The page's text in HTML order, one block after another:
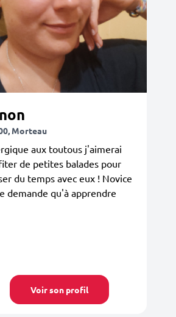
Morteau
aux toutous j'aimerai
de petites balades pour
du temps avec eux ! Novice
demande qu'à apprendre
Voir son profil